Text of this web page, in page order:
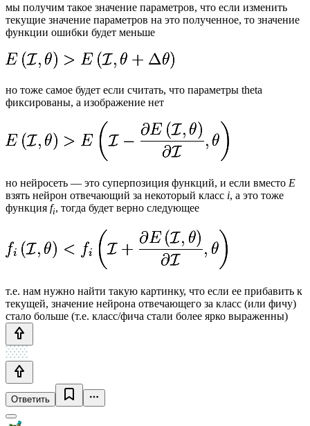
мы получим такое значение параметров, что если изменить
текущие значение параметров на это полученное, то значение
функции ошибки будет меньше
но тоже самое будет если считать, что параметры theta
фиксированы, а изображение нет
но нейросеть — это суперпозиция функций, и если вместо E
взять нейрон отвечающий за некоторый класс i, а это тоже
функция fi, тогда будет верно следующее
т.е. нам нужно найти такую картинку, что если ее прибавить к
текущей, значение нейрона отвечающего за класс (или фичу)
стало больше (т.е. класс/фича стали более ярко выраженны)
Ответить